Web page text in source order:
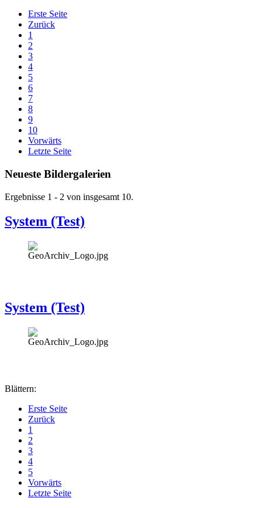
Erste Seite
Zurück
1
2
3
4
5
6
7
8
9
10
Vorwärts
Letzte Seite
Neueste Bildergalerien
Ergebnisse 1 - 2 von insgesamt 10.
System (Test)
System (Test)
Blättern:
Erste Seite
Zurück
1
2
3
4
5
Vorwärts
Letzte Seite